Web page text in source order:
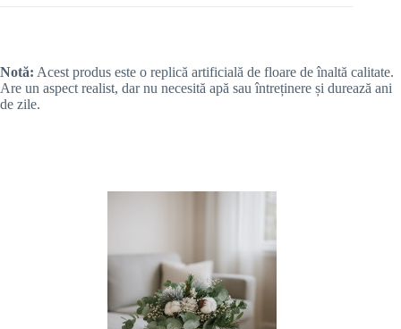
Notă: Acest produs este o replică artificială de floare de înaltă calitate.
Are un aspect realist, dar nu necesită apă sau întreținere și durează ani
de zile.